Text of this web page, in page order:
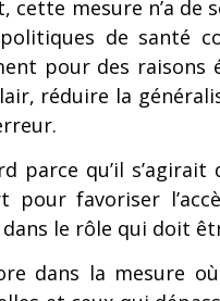
cette mesure n’a de
de santé
pour des raisons
réduire la
parce qu’il
pour favoriser
le rôle qui doit
dans la mesure